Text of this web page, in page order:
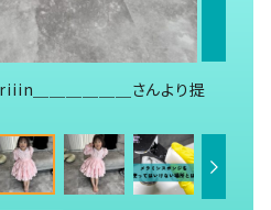
＿＿＿＿＿＿さんより提